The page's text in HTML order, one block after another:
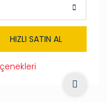
HIZLI SATIN AL